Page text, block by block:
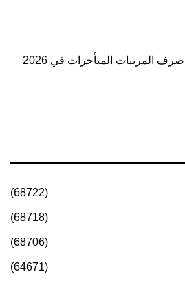
صرف المرتبات المتأخرات في 2026
(68722)
(68718)
(68706)
(64671)